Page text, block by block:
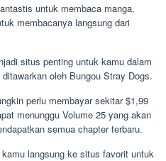
untuk membaca manga,
membacanya langsung dari
situs penting untuk kamu dalam
oleh Bungou Stray Dogs.
perlu membayar sekitar $1,99
menunggu Volume 25 yang akan
semua chapter terbaru.
langsung ke situs favorit untuk